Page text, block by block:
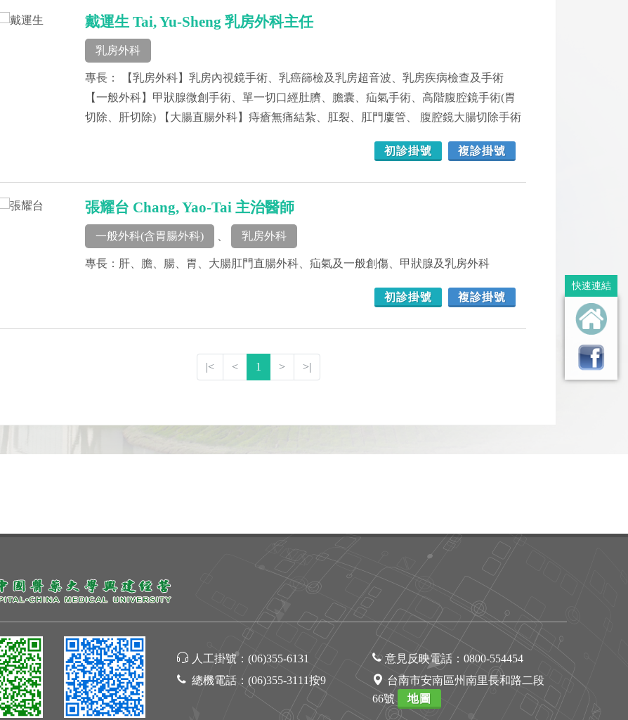
戴運生 Tai, Yu-Sheng 乳房外科主任
乳房外科
專長： 【乳房外科】乳房內視鏡手術、乳癌篩檢及乳房超音波、乳房疾病檢查及手術
【一般外科】甲狀腺微創手術、單一切口經肚臍、膽囊、疝氣手術、高階腹腔鏡手術(胃
切除、肝切除) 【大腸直腸外科】痔瘡無痛結紮、肛裂、肛門廔管、 腹腔鏡大腸切除手術
初診掛號 複診掛號
張耀台 Chang, Yao-Tai 主治醫師
一般外科(含胃腸外科) 乳房外科
專長：肝、膽、腸、胃、大腸肛門直腸外科、疝氣及一般創傷、甲狀腺及乳房外科
初診掛號 複診掛號
|< < 1 > >|
快速連結
人工掛號： (06)355-6131
總機電話： (06)355-3111按9
意見反映電話： 0800-554454
台南市安南區州南里長和路二段
66號
地圖